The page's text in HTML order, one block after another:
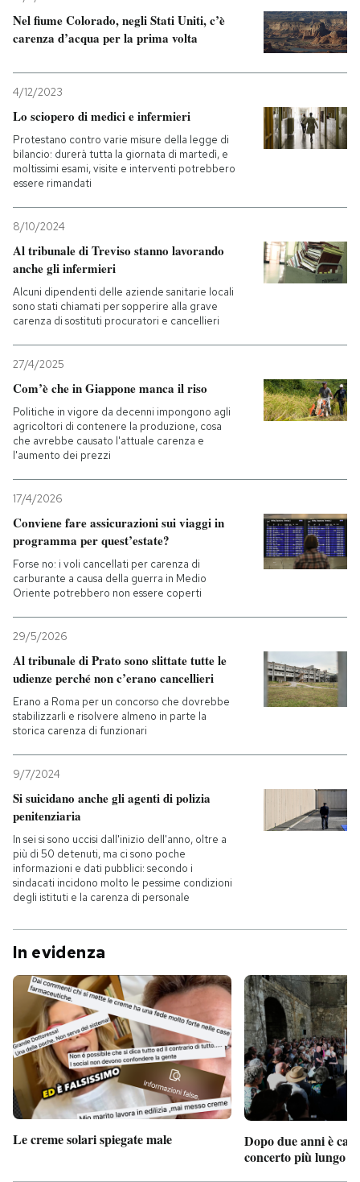
Nel fiume Colorado, negli Stati Uniti, c’è
carenza d’acqua per la prima volta
4/12/2023
Lo sciopero di medici e infermieri
Protestano contro varie misure della legge di
bilancio: durerà tutta la giornata di martedì, e
moltissimi esami, visite e interventi potrebbero
essere rimandati
8/10/2024
Al tribunale di Treviso stanno lavorando
anche gli infermieri
Alcuni dipendenti delle aziende sanitarie locali
sono stati chiamati per sopperire alla grave
carenza di sostituti procuratori e cancellieri
27/4/2025
Com’è che in Giappone manca il riso
Politiche in vigore da decenni impongono agli
agricoltori di contenere la produzione, cosa
che avrebbe causato l'attuale carenza e
l'aumento dei prezzi
17/4/2026
Conviene fare assicurazioni sui viaggi in
programma per quest’estate?
Forse no: i voli cancellati per carenza di
carburante a causa della guerra in Medio
Oriente potrebbero non essere coperti
29/5/2026
Al tribunale di Prato sono slittate tutte le
udienze perché non c’erano cancellieri
Erano a Roma per un concorso che dovrebbe
stabilizzarli e risolvere almeno in parte la
storica carenza di funzionari
9/7/2024
Si suicidano anche gli agenti di polizia
penitenziaria
In sei si sono uccisi dall'inizio dell'anno, oltre a
più di 50 detenuti, ma ci sono poche
informazioni e dati pubblici: secondo i
sindacati incidono molto le pessime condizioni
degli istituti e la carenza di personale
In evidenza
Le creme solari spiegate male
Dopo due anni è
concerto più lungo